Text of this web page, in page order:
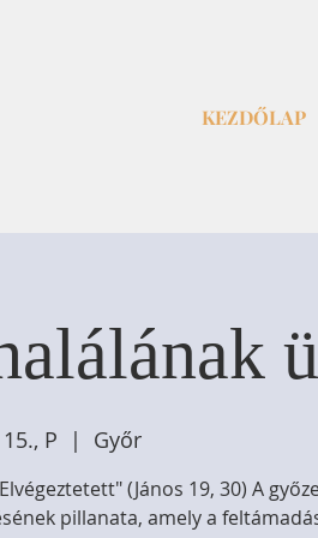
KEZDŐLAP
P
  |
Győr
(János 19, 30) A
pillanata, amely a